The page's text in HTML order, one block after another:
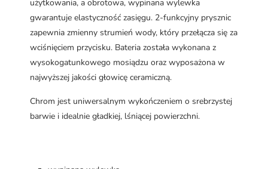
użytkowania, a obrotowa, wypinana wylewka
gwarantuje elastyczność zasięgu. 2-funkcyjny prysznic
zapewnia zmienny strumień wody, który przełącza się za
wciśnięciem przycisku. Bateria została wykonana z
wysokogatunkowego mosiądzu oraz wyposażona w
najwyższej jakości głowicę ceramiczną.
Chrom jest uniwersalnym wykończeniem o srebrzystej
barwie i idealnie gładkiej, lśniącej powierzchni.